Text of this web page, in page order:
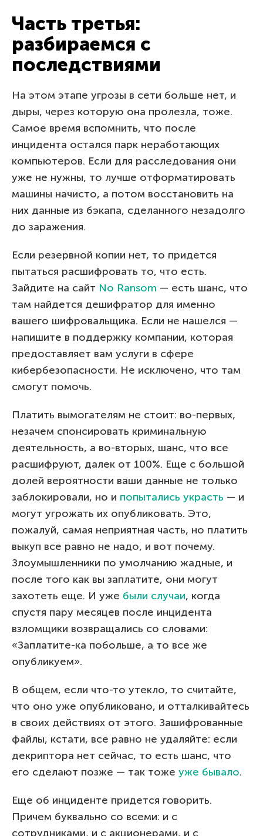
Часть третья:
разбираемся с
последствиями
На этом этапе угрозы в сети больше нет, и
дыры, через которую она пролезла, тоже.
Самое время вспомнить, что после
инцидента остался парк неработающих
компьютеров. Если для расследования они
уже не нужны, то лучше отформатировать
машины начисто, а потом восстановить на
них данные из бэкапа, сделанного незадолго
до заражения.
Если резервной копии нет, то придется
пытаться расшифровать то, что есть.
Зайдите на сайт No Ransom — есть шанс, что
там найдется дешифратор для именно
вашего шифровальщика. Если не нашелся —
напишите в поддержку компании, которая
предоставляет вам услуги в сфере
кибербезопасности. Не исключено, что там
смогут помочь.
Платить вымогателям не стоит: во-первых,
незачем спонсировать криминальную
деятельность, а во-вторых, шанс, что все
расшифруют, далек от 100%. Еще с большой
долей вероятности ваши данные не только
заблокировали, но и попытались украсть — и
могут угрожать их опубликовать. Это,
пожалуй, самая неприятная часть, но платить
выкуп все равно не надо, и вот почему.
Злоумышленники по умолчанию жадные, и
после того как вы заплатите, они могут
захотеть еще. И уже были случаи, когда
спустя пару месяцев после инцидента
взломщики возвращались со словами:
«Заплатите-ка побольше, а то все же
опубликуем».
В общем, если что-то утекло, то считайте,
что оно уже опубликовано, и отталкивайтесь
в своих действиях от этого. Зашифрованные
файлы, кстати, все равно не удаляйте: если
декриптора нет сейчас, то есть шанс, что
его сделают позже — так тоже уже бывало.
Еще об инциденте придется говорить.
Причем буквально со всеми: и с
сотрудниками, и с акционерами, и с